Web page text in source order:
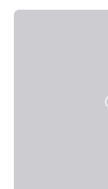
Durch den